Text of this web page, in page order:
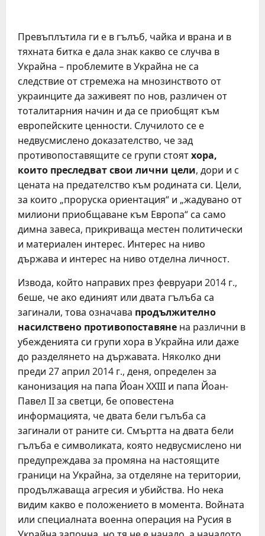
Превъплътила ги е в гълъб, чайка и врана и в
тяхната битка е дала знак какво се случва в
Украйна – проблемите в Украйна не са
следствие от стремежа на мнозинството от
украинците да заживеят по нов, различен от
тоталитарния начин и да се приобщят към
европейските ценности. Случилото се е
недвусмислено доказателство, че зад
противопоставящите се групи стоятхора,
които преследват свои лични цели, дори и с
цената на предателство към родината си. Цели,
за които „проруска ориентация“ и „жадувано от
милиони приобщаване към Европа“ са само
димна завеса, прикриваща местен политически
и материален интерес. Интерес на ниво
държава и интерес на ниво отделна личност.
Извода, който направих през февруари 2014 г.,
беше, че ако единият или двата гълъба са
загинали, това означава продължително
насилствено противопоставяне на различни в
убежденията си групи хора в Украйна или даже
до разделянето на държавата. Няколко дни
преди 27 април 2014 г., деня, определен за
канонизация на папа Йоан ХХІІІ и папа Йоан-
Павел ІІ за светци, бе оповестена
информацията, че двата бели гълъба са
загинали от раните си. Смъртта на двата бели
гълъба е символиката, която недвусмислено ни
предупреждава за промяна на настоящите
граници на Украйна, за отделяне на територии,
продължаваща агресия и убийства. Но нека
видим какво е положението в момента. Войната
или специалната военна операция на Русия в